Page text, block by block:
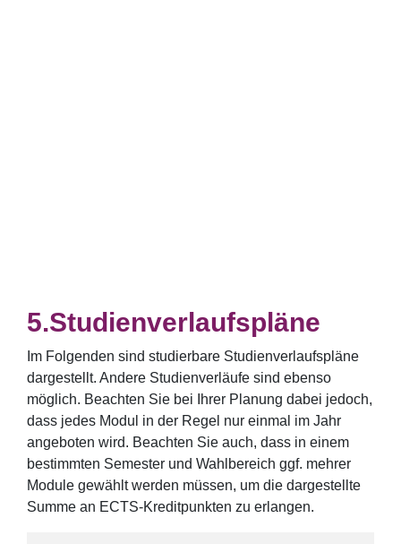
Studienverlaufspläne
Im Folgenden sind studierbare Studienverlaufspläne
dargestellt. Andere Studienverläufe sind ebenso
möglich. Beachten Sie bei Ihrer Planung dabei jedoch,
dass jedes Modul in der Regel nur einmal im Jahr
angeboten wird. Beachten Sie auch, dass in einem
bestimmten Semester und Wahlbereich ggf. mehrer
Module gewählt werden müssen, um die dargestellte
Summe an ECTS-Kreditpunkten zu erlangen.